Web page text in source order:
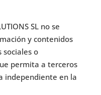
SL no se
y contenidos
sociales o
permita a terceros
independiente en la